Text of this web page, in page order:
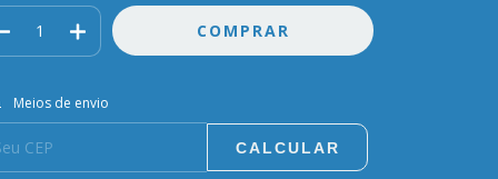
para o CEP:
Meios de envio
CALCULAR